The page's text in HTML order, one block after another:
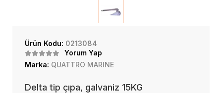
Ürün Kodu: 0213084
Yorum Yap
Marka: QUATTRO MARINE
Delta tip çıpa, galvaniz 15KG